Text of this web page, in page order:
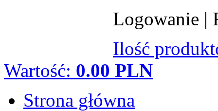
Logowanie |
Ilość
Wartość: 0.00 PLN
Strona główna